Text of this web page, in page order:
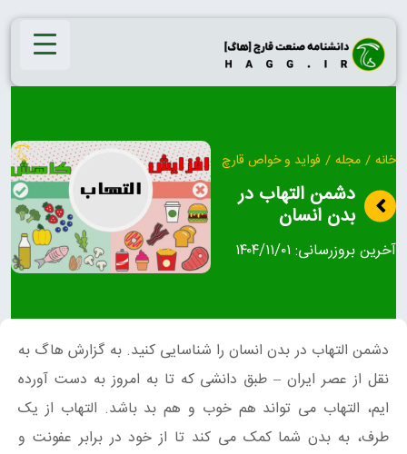
Skip
content
خانه / مجله / فواید و خواص قارچ
دشمن التهاب در
بدن انسان
آخرین بروزرسانی: ۱۴۰۴/۱۱/۰۱
دشمن التهاب در بدن انسان را شناسایی کنید. به گزارش هاگ به
نقل از عصر ایران – طبق دانشی که تا به امروز به دست آورده
ایم، التهاب می تواند هم خوب و هم بد باشد. التهاب از یک
طرف، به بدن شما کمک می کند تا از خود در برابر عفونت و